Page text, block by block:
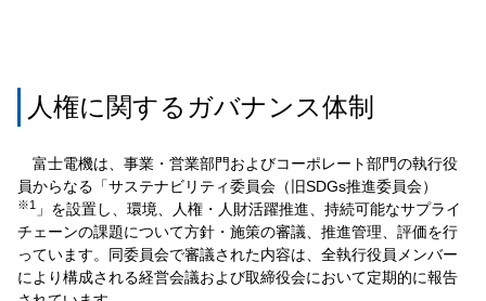
人権に関するガバナンス体制
富士電機は、事業・営業部門およびコーポレート部門の執行役
員からなる「サステナビリティ委員会（旧SDGs推進委員会）
※1 」を設置し、環境、人権・人財活躍推進、持続可能なサプライ
チェーンの課題について方針・施策の審議、推進管理、評価を行
っています。同委員会で審議された内容は、全執行役員メンバー
により構成される経営会議および取締役会において定期的に報告